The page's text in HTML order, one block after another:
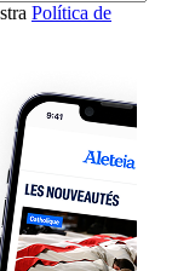
Política de